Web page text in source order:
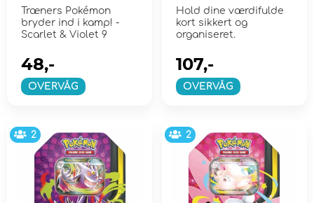
Træners Pokémon
bryder ind i kamp! -
Scarlet & Violet 9
OVERVÅG
48,-
Hold dine værdifulde
kort sikkert og
organiseret.
OVERVÅG
107,-
2 2